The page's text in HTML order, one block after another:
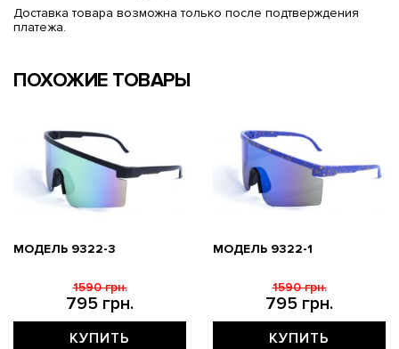
Доставка товара возможна только после подтверждения
платежа.
ПОХОЖИЕ ТОВАРЫ
МОДЕЛЬ 9322-3
795 грн.
1590 грн.
КУПИТЬ
МОДЕЛЬ 9322-1
795 грн.
1590 грн.
КУПИТЬ